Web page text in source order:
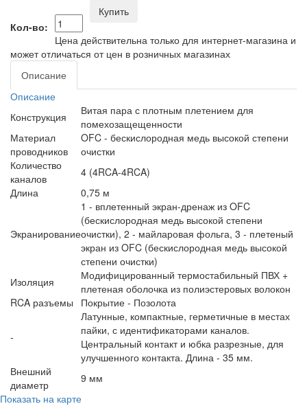
Кол-во:
Купить
Цена действительна только для интернет-магазина и
может отличаться от цен в розничных магазинах
Описание
Описание
Конструкция
Витая пара с плотным плетением для
помехозащещенности
Материал
проводников
OFC - бескислородная медь высокой степени
очистки
Количество
каналов
4 (4RCA-4RCA)
Длина
0,75 м
Экранирование
1 - вплетенный экран-дренаж из OFC
(бескислородная медь высокой степени
очистки), 2 - майларовая фольга, 3 - плетеный
экран из OFC (бескислородная медь высокой
степени очистки)
Изоляция
Модифицированный термостабильный ПВХ +
плетеная оболочка из полиэстеровых волокон
RCA разъемы
Покрытие - Позолота
-
Латунные, компактные, герметичные в местах
пайки, с идентификаторами каналов.
Центральный контакт и юбка разрезные, для
улучшенного контакта. Длина - 35 мм.
Внешний
диаметр
9 мм
Показать на карте